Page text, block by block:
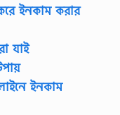
ইনকাম করার
যাই
ইনকাম